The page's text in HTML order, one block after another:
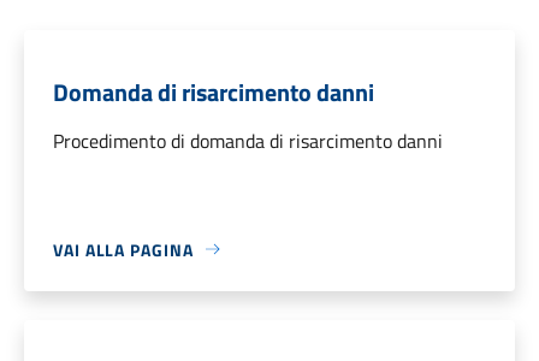
Domanda di risarcimento danni
Procedimento di domanda di risarcimento danni
VAI ALLA PAGINA